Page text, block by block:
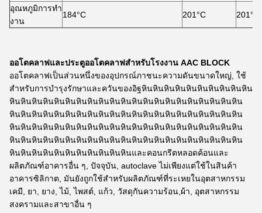
อุณหภูมิการทํา
งาน
184°C 201°C 201°C
ออโตคลาฟและประตูออโตคลาฟสําหรับโรงงาน AAC BLOCK
ออโตคลาฟเป็นส่วนหนึ่งของอุปกรณ์ภาชนะความดันขนาดใหญ่, ใช้
สําหรับการบํารุงรักษาและควันของอิฐหินหินหินหินหินหินหินหินหินหิน
หินหินหินหินหินหินหินหินหินหินหินหินหินหินหินหินหินหินหินหินหิน
หินหินหินหินหินหินหินหินหินหินหินหินหินหินหินหินหินหินหินหินหิน
หินหินหินหินหินหินหินหินหินหินหินหินหินหินหินหินหินหินหินหินหิน
หินหินหินหินหินหินหินหินหินหินหินหินหินหินหินหินหินหินหินหินหิน
หินหินหินหินหินหินหินหินหินหินหินและคอนกรีตหลอดค้อนและ
ผลิตภัณฑ์อาคารอื่น ๆ, ปัจจุบัน, autoclave ไม่เพียงแต่ใช้ในสินค้า
อาคารซิลิกาต, มันยังถูกใช้สําหรับผลิตภัณฑ์ที่ระเหยในอุตสาหกรรม
เคมี, ยา, ยาง, ไม้, ไพสต์, แก้ว, วัสดุกันความร้อน,ผ้า, อุตสาหกรรม
สงครามและสาขาอื่น ๆ